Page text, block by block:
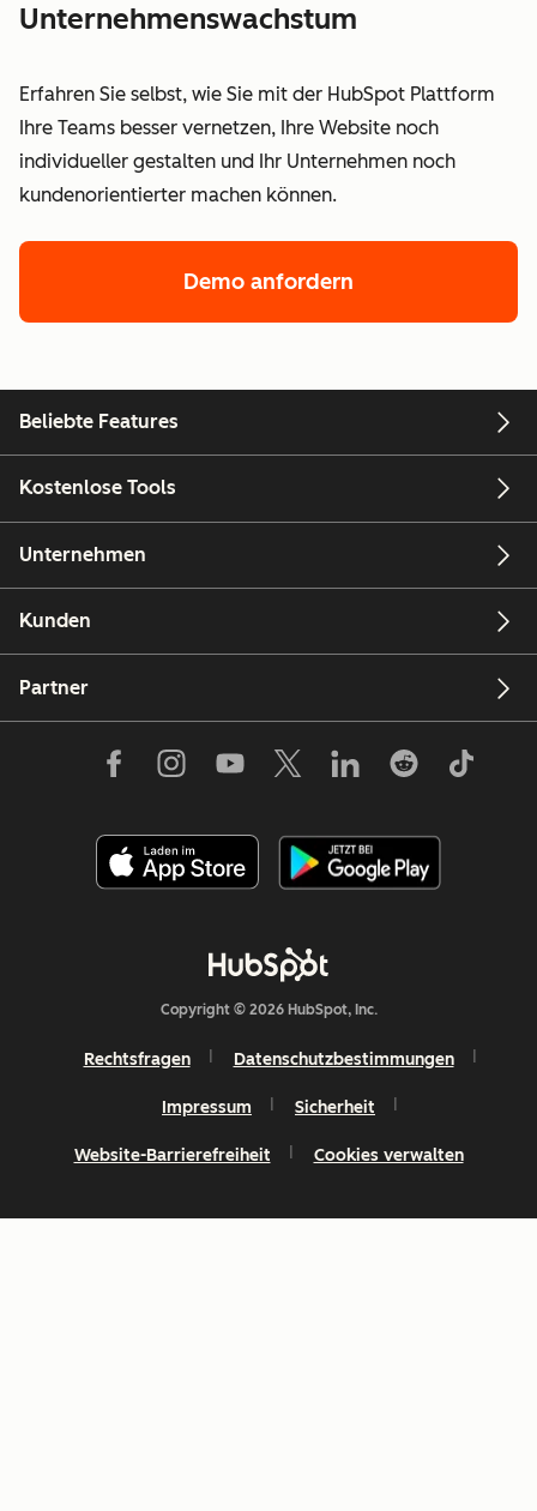
Unternehmenswachstum
Erfahren Sie selbst, wie Sie mit der HubSpot Plattform
Ihre Teams besser vernetzen, Ihre Website noch
individueller gestalten und Ihr Unternehmen noch
kundenorientierter machen können.
Demo anfordern
Beliebte Features
Kostenlose Tools
Unternehmen
Kunden
Partner
Copyright © 2026 HubSpot, Inc.
Rechtsfragen Datenschutzbestimmungen
Impressum Sicherheit
Website-Barrierefreiheit Cookies verwalten